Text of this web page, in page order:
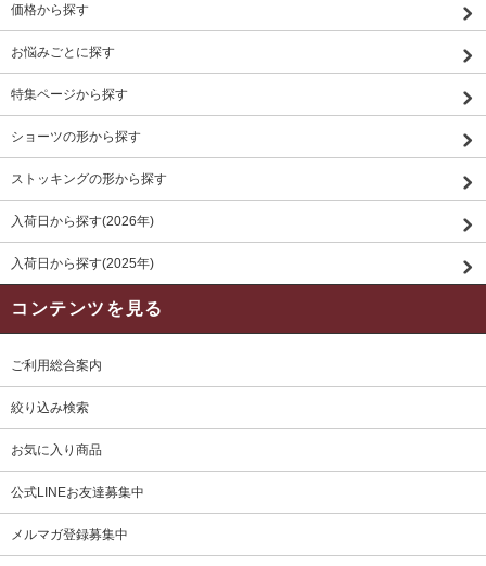
価格から探す
お悩みごとに探す
特集ページから探す
ショーツの形から探す
ストッキングの形から探す
入荷日から探す(2026年)
入荷日から探す(2025年)
コンテンツを見る
ご利用総合案内
絞り込み検索
お気に入り商品
公式LINEお友達募集中
メルマガ登録募集中